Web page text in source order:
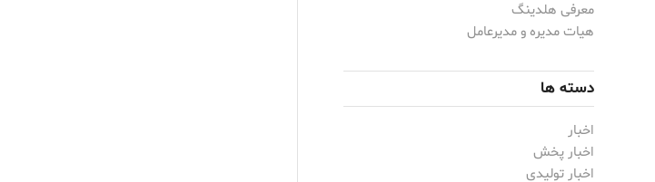
معرفی هلدینگ
هیات مدیره و مدیرعامل
دسته ها
اخبار
اخبار پخش
اخبار تولیدی